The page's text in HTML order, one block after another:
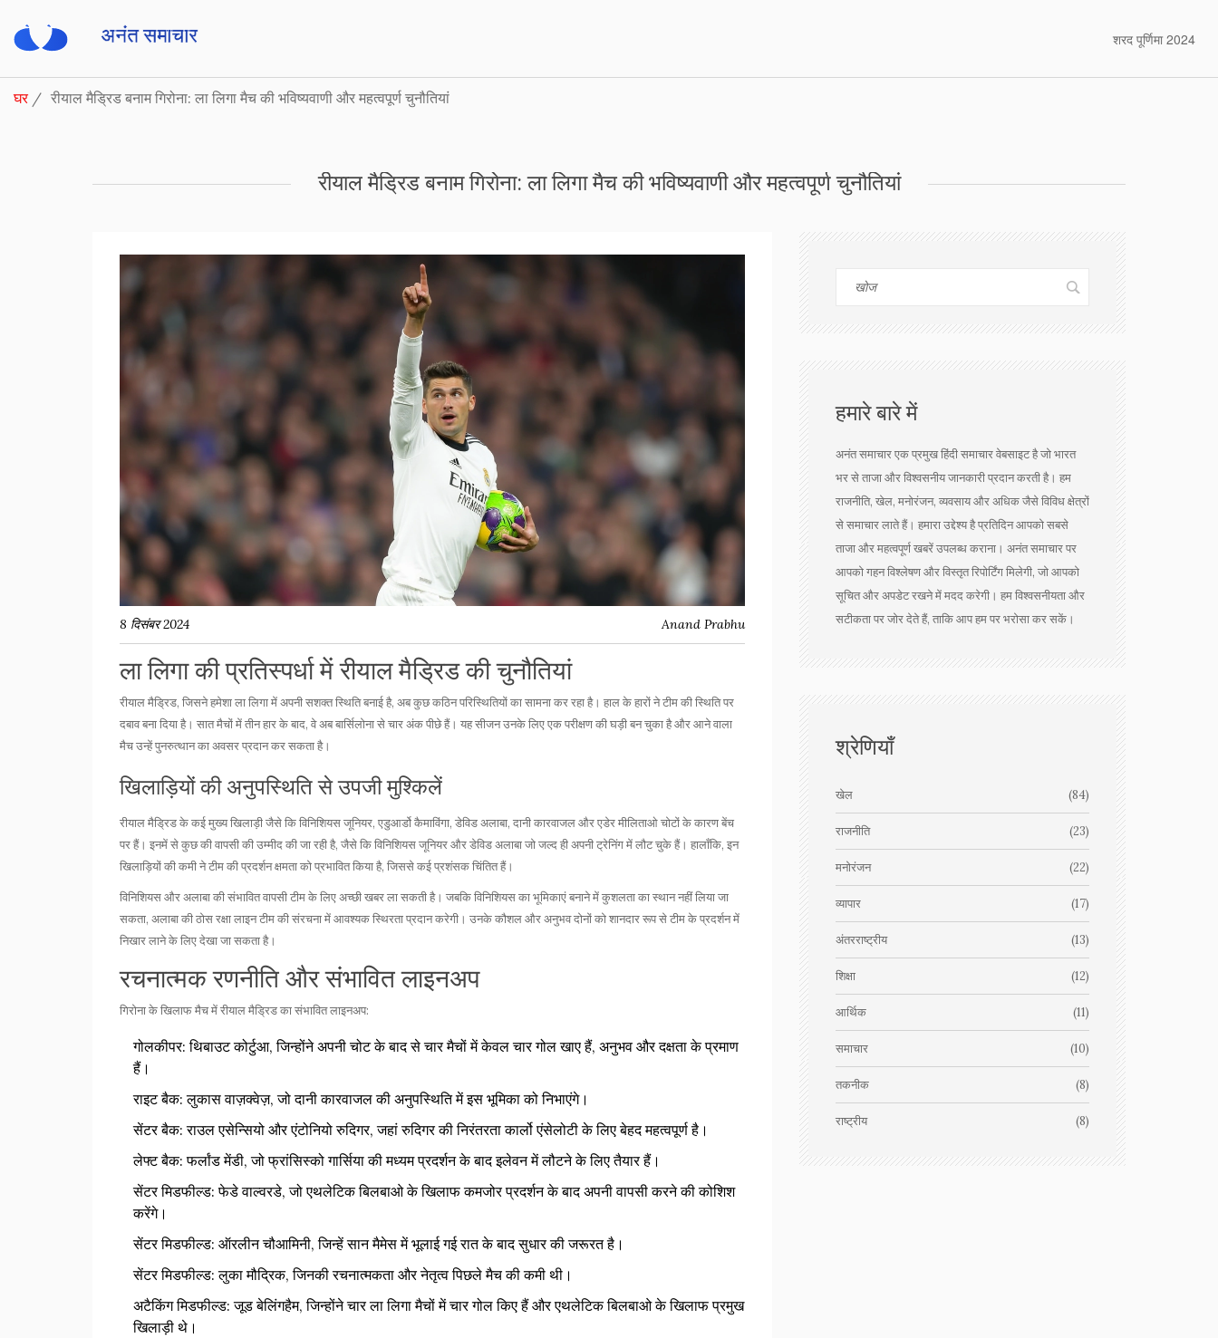
शरद पूर्णिमा 2024
घर रीयाल मैड्रिड बनाम गिरोना: ला लिगा मैच की भविष्यवाणी और महत्वपूर्ण चुनौतियां
रीयाल मैड्रिड बनाम गिरोना: ला लिगा मैच की भविष्यवाणी और महत्वपूर्ण चुनौतियां
8 दिसंबर 2024 Anand Prabhu
ला लिगा की प्रतिस्पर्धा में रीयाल मैड्रिड की चुनौतियां
रीयाल मैड्रिड, जिसने हमेशा ला लिगा में अपनी सशक्त स्थिति बनाई है, अब कुछ कठिन परिस्थितियों का सामना कर रहा है। हाल के हारों ने टीम की स्थिति पर
दबाव बना दिया है। सात मैचों में तीन हार के बाद, वे अब बार्सिलोना से चार अंक पीछे हैं। यह सीजन उनके लिए एक परीक्षण की घड़ी बन चुका है और आने वाला
मैच उन्हें पुनरुत्थान का अवसर प्रदान कर सकता है।
खिलाड़ियों की अनुपस्थिति से उपजी मुश्किलें
रीयाल मैड्रिड के कई मुख्य खिलाड़ी जैसे किविनिशियस जूनियर, एडुआर्डो कैमाविंगा, डेविड अलाबा, दानी कारवाजल और एडेर मीलिताओ चोटों के कारण बेंच
पर हैं। इनमें से कुछ की वापसी की उम्मीद की जा रही है, जैसे कि विनिशियस जूनियर और डेविड अलाबा जो जल्द ही अपनी ट्रेनिंग में लौट चुके हैं। हालाँकि, इन
खिलाड़ियों की कमी ने टीम की प्रदर्शन क्षमता को प्रभावित किया है, जिससे कई प्रशंसक चिंतित हैं।
विनिशियस और अलाबा की संभावित वापसी टीम के लिए अच्छी खबर ला सकती है। जबकि विनिशियस का भूमिकाएं बनाने में कुशलता का स्थान नहीं लिया जा
सकता, अलाबा की ठोस रक्षा लाइन टीम की संरचना में आवश्यक स्थिरता प्रदान करेगी। उनके कौशल और अनुभव दोनों को शानदार रूप से टीम के प्रदर्शन में
निखार लाने के लिए देखा जा सकता है।
रचनात्मक रणनीति और संभावित लाइनअप
गिरोना के खिलाफ मैच में रीयाल मैड्रिड का संभावित लाइनअप:
गोलकीपर: थिबाउट कोर्टुआ, जिन्होंने अपनी चोट के बाद से चार मैचों में केवल चार गोल खाए हैं, अनुभव और दक्षता के प्रमाण
हैं।
राइट बैक: लुकास वाज़क्वेज़, जो दानी कारवाजल की अनुपस्थिति में इस भूमिका को निभाएंगे।
सेंटर बैक: राउल एसेन्सियो और एंटोनियो रुदिगर, जहां रुदिगर की निरंतरता कार्लो एंसेलोटी के लिए बेहद महत्वपूर्ण है।
लेफ्ट बैक: फर्लांड मेंडी, जो फ्रांसिस्को गार्सिया की मध्यम प्रदर्शन के बाद इलेवन में लौटने के लिए तैयार हैं।
सेंटर मिडफील्ड: फेडे वाल्वरडे, जो एथलेटिक बिलबाओ के खिलाफ कमजोर प्रदर्शन के बाद अपनी वापसी करने की कोशिश
करेंगे।
सेंटर मिडफील्ड: ऑरलीन चौआमिनी, जिन्हें सान मैमेस में भूलाई गई रात के बाद सुधार की जरूरत है।
सेंटर मिडफील्ड: लुका मौद्रिक, जिनकी रचनात्मकता और नेतृत्व पिछले मैच की कमी थी।
अटैकिंग मिडफील्ड: जूड बेलिंगहैम, जिन्होंने चार ला लिगा मैचों में चार गोल किए हैं और एथलेटिक बिलबाओ के खिलाफ प्रमुख
खिलाड़ी थे।
हमारे बारे में
अनंत समाचार एक प्रमुख हिंदी समाचार वेबसाइट है जो भारत
भर से ताजा और विश्वसनीय जानकारी प्रदान करती है। हम
राजनीति, खेल, मनोरंजन, व्यवसाय और अधिक जैसे विविध क्षेत्रों
से समाचार लाते हैं। हमारा उद्देश्य है प्रतिदिन आपको सबसे
ताजा और महत्वपूर्ण खबरें उपलब्ध कराना। अनंत समाचार पर
आपको गहन विश्लेषण और विस्तृत रिपोर्टिंग मिलेगी, जो आपको
सूचित और अपडेट रखने में मदद करेगी। हम विश्वसनीयता और
सटीकता पर जोर देते हैं, ताकि आप हम पर भरोसा कर सकें।
श्रेणियाँ
खेल (84)
राजनीति (23)
मनोरंजन (22)
व्यापार (17)
अंतरराष्ट्रीय (13)
शिक्षा (12)
आर्थिक (11)
समाचार (10)
तकनीक (8)
राष्ट्रीय (8)